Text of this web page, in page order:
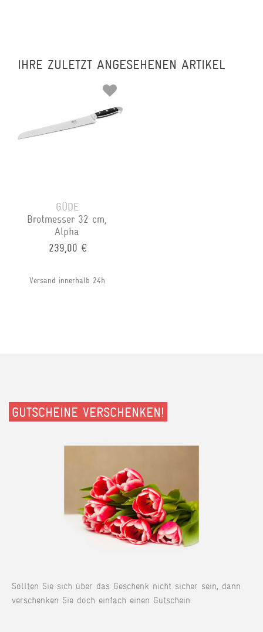
IHRE ZULETZT ANGESEHENEN ARTIKEL
GÜDE
Brotmesser 32 cm,
Alpha
239,00 €
Versand innerhalb 24h
GUTSCHEINE VERSCHENKEN!
Sollten Sie sich über das Geschenk nicht sicher sein, dann
verschenken Sie doch einfach einen Gutschein.